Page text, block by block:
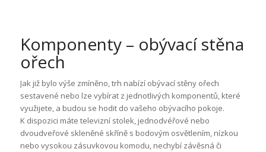
Komponenty – obývací stěna
ořech
Jak již bylo výše zmíněno, trh nabízí obývací stěny ořech
sestavené nebo lze vybírat z jednotlivých komponentů, které
využijete, a budou se hodit do vašeho obývacího pokoje.
K dispozici máte televizní stolek, jednodvéřové nebo
dvoudveřové skleněné skříně s bodovým osvětlením, nízkou
nebo vysokou zásuvkovou komodu, nechybí závěsná či